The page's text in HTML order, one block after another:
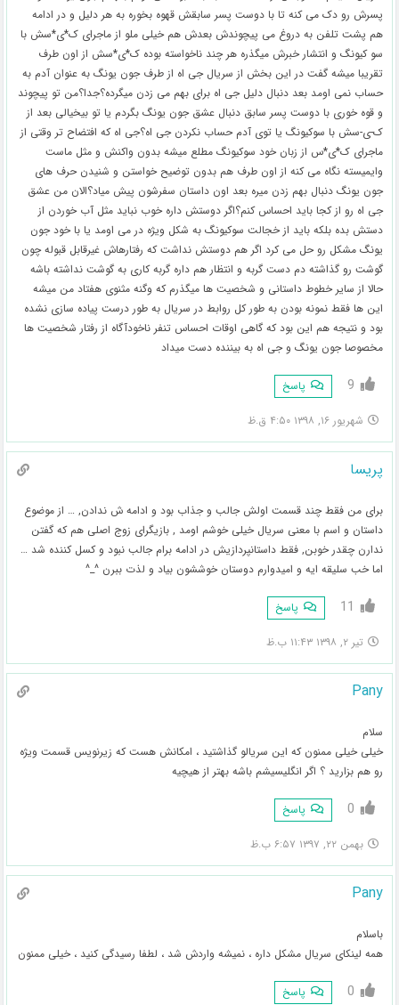
پسرش رو دک می کنه تا با دوست پسر سابقش قهوه بخوره به هر دلیل و در ادامه
هم پشت تلفن به دروغ می پیچوندش بعدش هم خیلی ملو از ماجرای ک*ی*سش با
سو کیونگ و انتشار خبرش میگذره هر چند ناخواسته بوده ک*ی*سش از اون طرف
تقریبا میشه گفت در این بخش از سریال جی اه از طرف جون یونگ به عنوان آدم به
حساب نمی اومد بعد دنبال دلیل جی اه برای بهم می زدن میگرده؟جدا؟من تو پیچوند
و قوه خوری با دوست پسر سابق دنبال عشق جون یونگ بگردم یا تو بیخیالی بعد از
ک-ی-سش با سوکیونگ یا توی آدم حساب نکردن جی اه؟جی اه که افتضاح تر وقتی از
ماجرای ک*ی*س از زبان خود سوکیونگ مطلع میشه بدون واکنش و مثل ماست
وایمیسته نگاه می کنه از اون طرف هم بدون توضیح خواستن و شنیدن حرف های
جون یونگ دنبال بهم زدن میره بعد اون داستان سفرشون پیش میاد؟الان من عشق
جی اه رو از کجا باید احساس کنم؟اگر دوستش داره خوب نباید مثل آب خوردن از
دستش بده بلکه باید از خجالت سوکیونگ به شکل ویژه در می اومد یا با خود جون
یونگ مشکل رو حل می کرد اگر هم دوستش نداشت که رفتارهاش غیرقابل قبوله چون
گوشت رو گذاشته دم دست گربه و انتظار هم داره گربه کاری به گوشت نداشته باشه
حالا از سایر خطوط داستانی و شخصیت ها میگذرم که وگنه مثنوی هفتاد من میشه
این ها فقط نمونه بودن به طور کل روابط در سریال به طور درست پیاده سازی نشده
بود و نتیجه هم این بود که گاهی اوقات احساس تنفر ناخودآگاه از رفتار شخصیت ها
مخصوصا جون یونگ و جی اه به بیننده دست میداد
9 پاسخ
شهریور ۱۶, ۱۳۹۸ ۴:۵۰ ق.ظ
پريسا
برای من فقط چند قسمت اولش جالب و جذاب بود و ادامه ش ندادن, … از موضوع
داستان و اسم با معنی سریال خیلی خوشم اومد , بازیگرای زوج اصلی هم که گفتن
ندارن چقدر خوبن, فقط داستانپردازیش در ادامه برام جالب نبود و کسل کننده شد …
اما خب سلیقه ایه و امیدوارم دوستان خوششون بیاد و لذت ببرن ^_^
11 پاسخ
تیر ۲, ۱۳۹۸ ۱۱:۴۳ ب.ظ
Pany
سلام
خیلی خیلی ممنون که این سریالو گذاشتید ، امکانش هست که زیرنویس قسمت ویژه
رو هم بزارید ؟ اگر انگلیسیشم باشه بهتر از هیچیه
0 پاسخ
بهمن ۲۲, ۱۳۹۷ ۶:۵۷ ب.ظ
Pany
باسلام
همه لینکای سریال مشکل داره ، نمیشه واردش شد ، لطفا رسیدگی کنید ، خیلی ممنون
0 پاسخ